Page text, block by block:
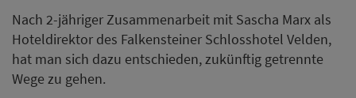
Nach 2-jähriger Zusammenarbeit mit Sascha Marx als
Hoteldirektor des Falkensteiner Schlosshotel Velden,
hat man sich dazu entschieden, zukünftig getrennte
Wege zu gehen.